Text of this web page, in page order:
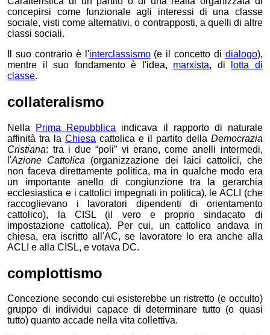
concepirsi come funzionale agli interessi di una classe
sociale, visti come alternativi, o contrapposti, a quelli di altre
classi sociali.
Il suo contrario è l'interclassismo(e il concetto di dialogo),
mentre il suo fondamento è l'idea, marxista, di
lotta di
classe.
collateralismo
Nella Prima Repubblica indicava il rapporto di naturale
affinità tra laChiesa cattolica e il partito della Democrazia
Cristiana: tra i due “poli” vi erano, come anelli intermedi,
l'Azione Cattolica (organizzazione dei laici cattolici, che
non faceva direttamente politica, ma in qualche modo era
un importante anello di congiunzione tra la gerarchia
ecclesiastica e i cattolici impegnati in politica), le ACLI (che
raccoglievano i lavoratori dipendenti di orientamento
cattolico), la CISL (il vero e proprio sindacato di
impostazione cattolica). Per cui, un cattolico andava in
chiesa, era iscritto all'AC, se lavoratore lo era anche alla
ACLI e alla CISL, e votava DC.
complottismo
Concezione secondo cui esisterebbe un ristretto (e occulto)
gruppo di individui capace di determinare tutto (o quasi
tutto) quanto accade nella vita collettiva.